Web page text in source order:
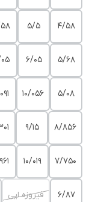
4/58
5/5
5/68
6/05
5/08
10/056
8/856
9/15
7/750
10/019
6/87 فیروزه ایی